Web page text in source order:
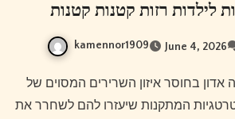
לילדות רזות קטנות קטנות
kamennor1909 June 4, 2026
המתקנות שיעזרו להם לשחרר את